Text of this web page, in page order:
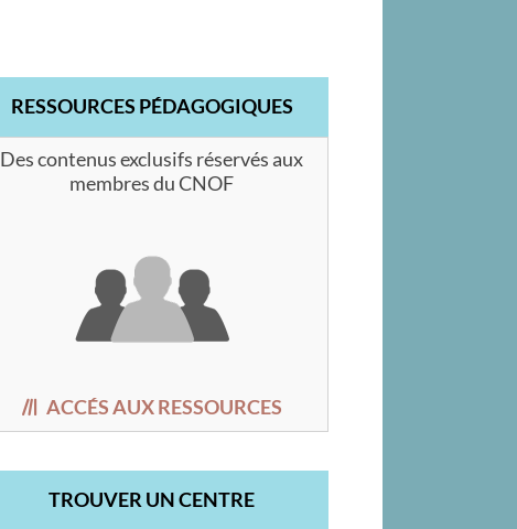
RESSOURCES PÉDAGOGIQUES
Des contenus exclusifs réservés aux
membres du CNOF
ACCÉS AUX RESSOURCES
TROUVER UN CENTRE